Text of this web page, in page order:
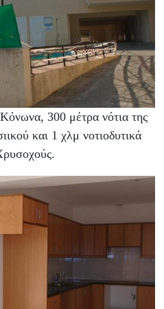
300 μέτρα νότια της
και 1 χλμ νοτιοδυτικά